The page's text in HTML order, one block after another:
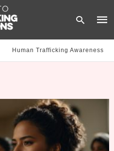
Human Trafficking Awareness